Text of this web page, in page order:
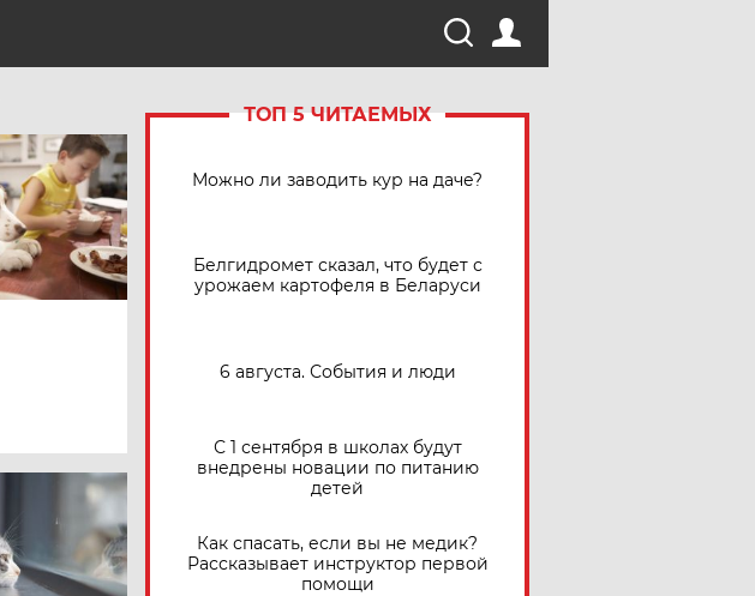
ТОП 5 ЧИТАЕМЫХ
Можно ли заводить кур на даче?
Белгидромет сказал, что будет с
урожаем картофеля в Беларуси
6 августа. События и люди
С 1 сентября в школах будут
внедрены новации по питанию
детей
Как спасать, если вы не медик?
Рассказывает инструктор первой
помощи